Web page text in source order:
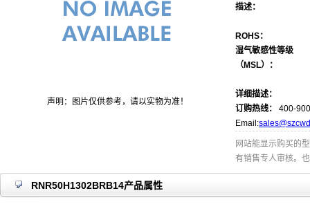
声明：图片仅供参考，请以实物为准！
描述：
ROHS：
湿气敏感性等级
（MSL）：
详细描述：
订购热线：
400-
Email:
网站能显示购买的
有销售专人审核。
RNR50H1302BRB14产品属性